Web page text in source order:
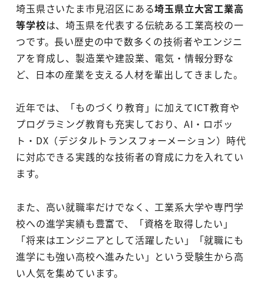
埼玉県さいたま市見沼区にある埼玉県立大宮工業高
等学校は、埼玉県を代表する伝統ある工業高校の一
つです。長い歴史の中で数多くの技術者やエンジニ
アを育成し、製造業や建設業、電気・情報分野な
ど、日本の産業を支える人材を輩出してきました。
近年では、「ものづくり教育」に加えてICT教育や
プログラミング教育も充実しており、AI・ロボッ
ト・DX（デジタルトランスフォーメーション）時代
に対応できる実践的な技術者の育成に力を入れてい
ます。
また、高い就職率だけでなく、工業系大学や専門学
校への進学実績も豊富で、「資格を取得したい」
「将来はエンジニアとして活躍したい」「就職にも
進学にも強い高校へ進みたい」という受験生から高
い人気を集めています。